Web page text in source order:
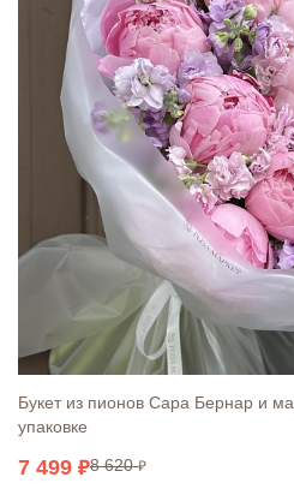
Букет из пионов Сара Бернар и
упаковке
7 499 8 620